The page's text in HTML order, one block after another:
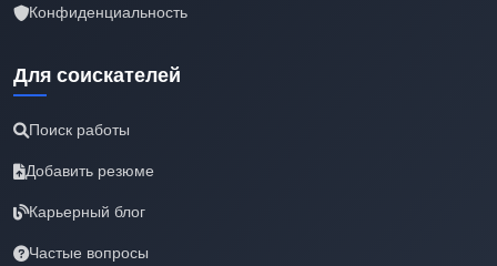
Конфиденциальность
Для соискателей
Поиск работы
Добавить резюме
Карьерный блог
Частые вопросы